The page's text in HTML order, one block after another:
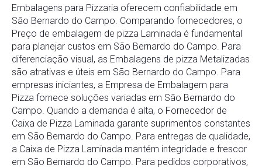
Embalagens para Pizzaria oferecem confiabilidade em
São Bernardo do Campo. Comparando fornecedores, o
Preço de embalagem de pizza Laminada é fundamental
para planejar custos em São Bernardo do Campo. Para
diferenciação visual, as Embalagens de pizza Metalizadas
são atrativas e úteis em São Bernardo do Campo. Para
empresas iniciantes, a Empresa de Embalagem para
Pizza fornece soluções variadas em São Bernardo do
Campo. Quando a demanda é alta, o Fornecedor de
Caixa de Pizza Laminada garante suprimentos constantes
em São Bernardo do Campo. Para entregas de qualidade,
a Caixa de Pizza Laminada mantém integridade e frescor
em São Bernardo do Campo. Para pedidos corporativos,